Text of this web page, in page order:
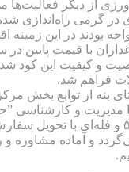
از دیگر فعالیت‌ها
در گرمی راه‌اندازی شده
بودند در این زمینه
با قیمت پایین
و کیفیت این کود
فراهم شد.
بنه از توابع بخش
و کارشناسی
بسته بندی‌های ۴ و ۵۰ و فله‌ای با
و آماده مشاوره و